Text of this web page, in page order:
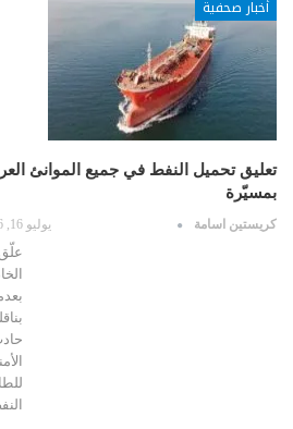
أخبار صحفية
تعليق تحميل النفط في جميع الموانئ
بمسيّرة
كريستين اسامة يوليو 16, 2026